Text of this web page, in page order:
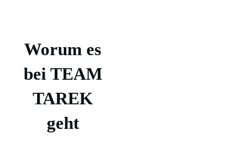
Worum es
bei TEAM
TAREK
geht